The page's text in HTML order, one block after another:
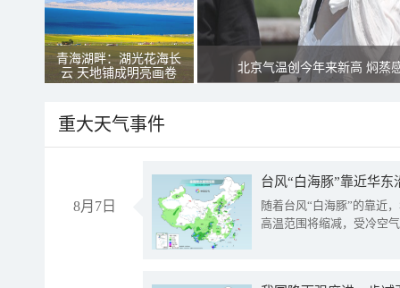
青海湖畔：湖光花海长
云 天地铺成明亮画卷
北京气温创今年来新高 焖蒸
重大天气事件
8月7日
台风“白海豚”靠近华
随着台风“白海豚”的靠近
高温范围将缩减，受冷空